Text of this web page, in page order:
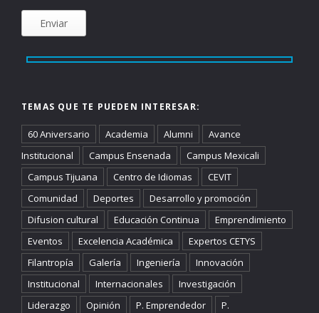
TEMAS QUE TE PUEDEN INTERESAR:
60 Aniversario Academia Alumni
Avance
Institucional
Campus Ensenada
Campus Mexicali
Campus Tijuana
Centro de Idiomas
CEVIT
Comunidad
Deportes
Desarrollo y promoción
Difusion cultural
Educación Continua
Emprendimiento
Eventos
Excelencia Académica
Expertos CETYS
Filantropía
Galería Ingeniería
Innovación
Institucional
Internacionales
Investigación
Liderazgo
Opinión P. Emprendedor
P.